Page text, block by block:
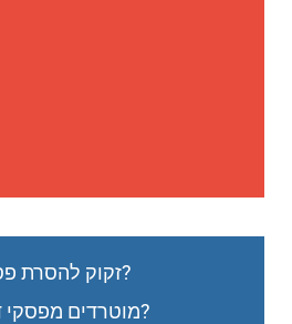
זקוק להסרת פסקי דין מהאינטרנט?
מוטרדים מפסקי דין המופיעים בגוגל?